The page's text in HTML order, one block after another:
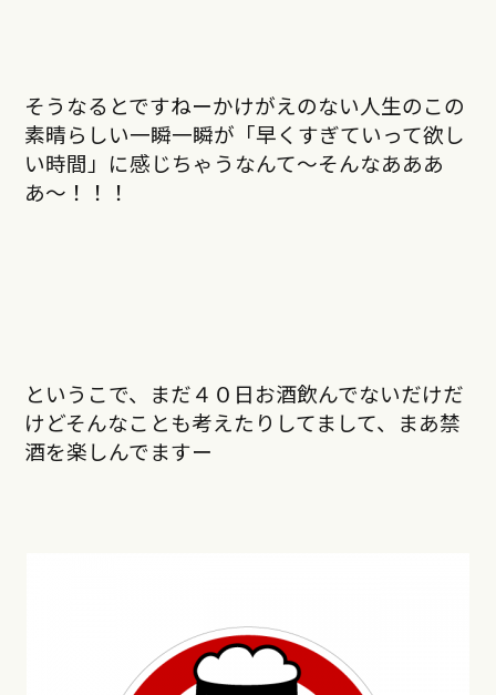
そうなるとですねーかけがえのない人生のこの
素晴らしい一瞬一瞬が「早くすぎていって欲し
い時間」に感じちゃうなんて〜そんなあああ
あ〜！！！
というこで、まだ４０日お酒飲んでないだけだ
けどそんなことも考えたりしてまして、まあ禁
酒を楽しんでますー